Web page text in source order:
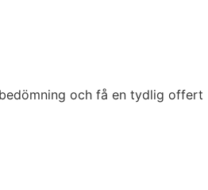
och få en tydlig offert